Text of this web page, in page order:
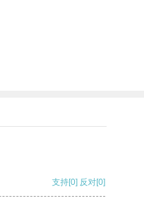
支持[0] 反对[0]